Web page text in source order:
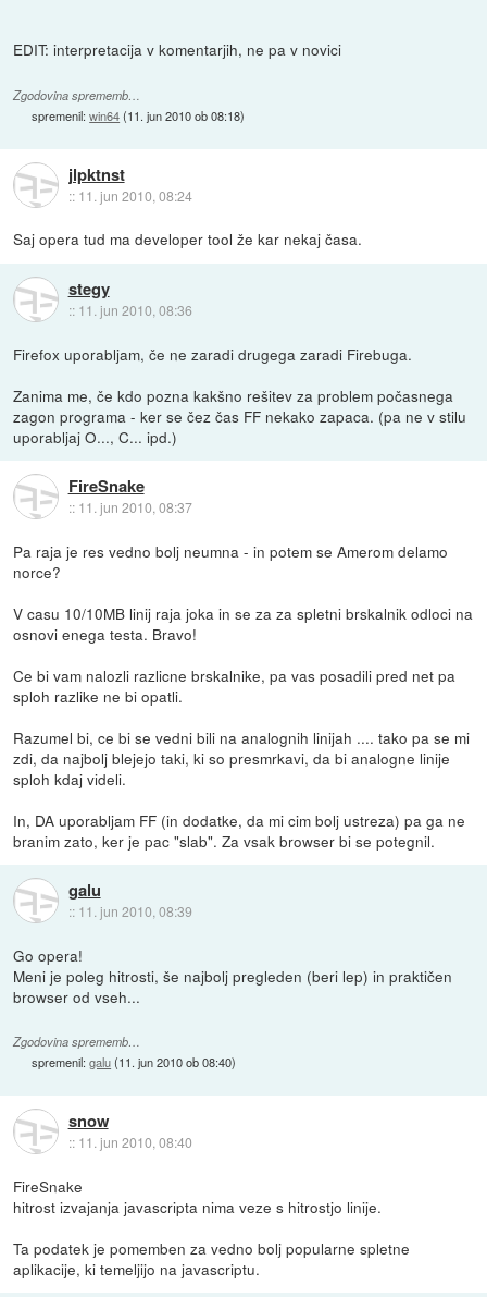
EDIT: interpretacija v komentarjih, ne pa v novici
Zgodovina sprememb…
spremenil:win64(11. jun 2010 ob 08:18)
jlpktnst
:: 11. jun 2010, 08:24
Saj opera tud ma developer tool že kar nekaj časa.
stegy
:: 11. jun 2010, 08:36
Firefox uporabljam, če ne zaradi drugega zaradi Firebuga.
Zanima me, če kdo pozna kakšno rešitev za problem počasnega
zagon programa - ker se čez čas FF nekako zapaca. (pa ne v stilu
uporabljaj O..., C... ipd.)
FireSnake
:: 11. jun 2010, 08:37
Pa raja je res vedno bolj neumna - in potem se Amerom delamo
norce?
V casu 10/10MB linij raja joka in se za za spletni brskalnik odloci na
osnovi enega testa. Bravo!
Ce bi vam nalozli razlicne brskalnike, pa vas posadili pred net pa
sploh razlike ne bi opatli.
Razumel bi, ce bi se vedni bili na analognih linijah .... tako pa se mi
zdi, da najbolj blejejo taki, ki so presmrkavi, da bi analogne linije
sploh kdaj videli.
In, DA uporabljam FF (in dodatke, da mi cim bolj ustreza) pa ga ne
branim zato, ker je pac "slab". Za vsak browser bi se potegnil.
galu
:: 11. jun 2010, 08:39
Go opera!
Meni je poleg hitrosti, še najbolj pregleden (beri lep) in praktičen
browser od vseh...
Zgodovina sprememb…
spremenil:galu(11. jun 2010 ob 08:40)
snow
:: 11. jun 2010, 08:40
FireSnake
hitrost izvajanja javascripta nima veze s hitrostjo linije.
Ta podatek je pomemben za vedno bolj popularne spletne
aplikacije, ki temeljijo na javascriptu.